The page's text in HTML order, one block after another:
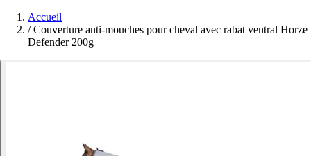
Accueil
/ Couverture anti-mouches pour cheval avec rabat ventral Horze
Defender 200g